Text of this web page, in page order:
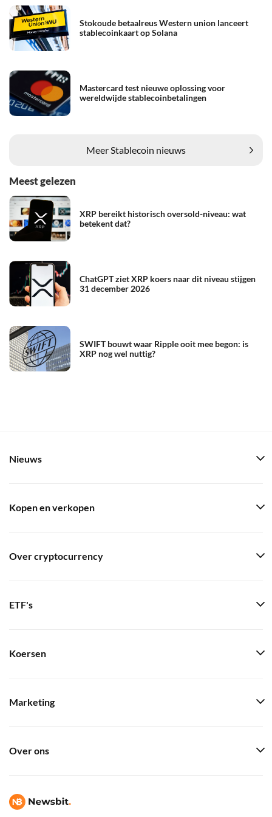
Stokoude betaalreus Western union lanceert
stablecoinkaart op Solana
Mastercard test nieuwe oplossing voor
wereldwijde stablecoinbetalingen
Meer Stablecoin nieuws
Meest gelezen
XRP bereikt historisch oversold-niveau: wat
betekent dat?
ChatGPT ziet XRP koers naar dit niveau stijgen
31 december 2026
SWIFT bouwt waar Ripple ooit mee begon: is
XRP nog wel nuttig?
Nieuws
Kopen en verkopen
Over cryptocurrency
ETF's
Koersen
Marketing
Over ons